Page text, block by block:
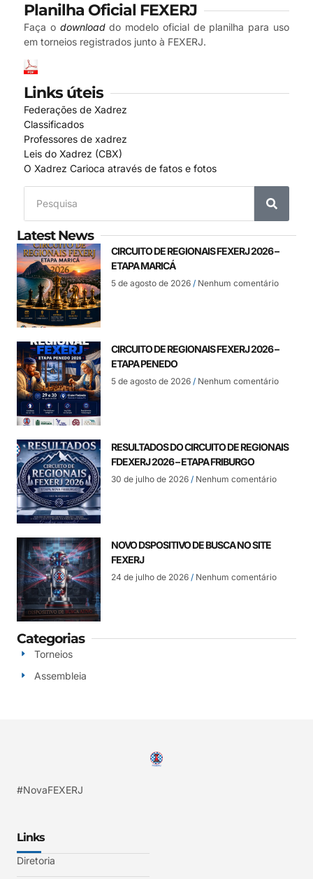
Planilha Oficial FEXERJ
Faça o downloaddo modelo oficial de planilha para uso
em torneios registrados junto à FEXERJ.
Links úteis
Federações de Xadrez
Classificados
Professores de xadrez
Leis do Xadrez (CBX)
O Xadrez Carioca através de fatos e fotos
Latest News
CIRCUITO DE REGIONAIS FEXERJ 2026 –
ETAPA MARICÁ
5 de agosto de 2026 Nenhum comentário
CIRCUITO DE REGIONAIS FEXERJ 2026 –
ETAPA PENEDO
5 de agosto de 2026 Nenhum comentário
RESULTADOS DO CIRCUITO DE REGIONAIS
FDEXERJ 2026 – ETAPA FRIBURGO
30 de julho de 2026 Nenhum comentário
NOVO DSPOSITIVO DE BUSCA NO SITE
FEXERJ
24 de julho de 2026 Nenhum comentário
Categorias
Torneios
Assembleia
#NovaFEXERJ
Links
Diretoria